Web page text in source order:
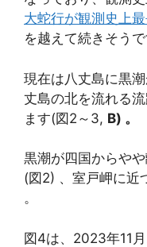
大蛇行が観測史上
を越えて続きそうで
現在は八丈島に黒
丈島の北を流れる
ます(図2～3, B) 。
黒潮が四国からや
(図2) 、室戸岬に近
。
図4は、2023年11